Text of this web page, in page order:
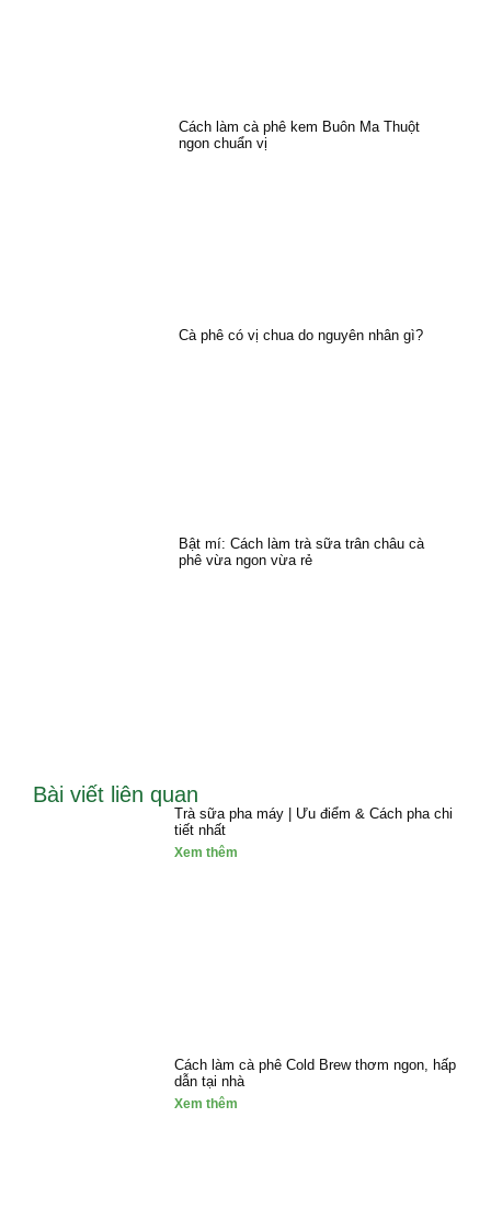
Cách làm cà phê kem Buôn Ma Thuột
ngon chuẩn vị
Cà phê có vị chua do nguyên nhân gì?
Bật mí: Cách làm trà sữa trân châu cà
phê vừa ngon vừa rẻ
Bài viết liên quan
Trà sữa pha máy | Ưu điểm & Cách pha chi
tiết nhất
Xem thêm
Cách làm cà phê Cold Brew thơm ngon, hấp
dẫn tại nhà
Xem thêm